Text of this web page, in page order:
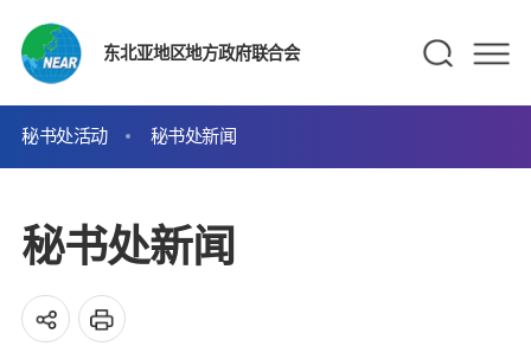
东北亚地区地方政府联合会
秘书处活动 秘书处新闻
秘书处新闻